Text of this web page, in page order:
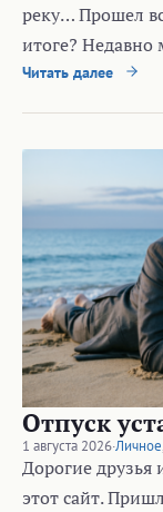
реку… Прошел
итоге?
Читать далее
Отпуск
1 августа 2026·Личное
Дорогие друзья
этот сайт.